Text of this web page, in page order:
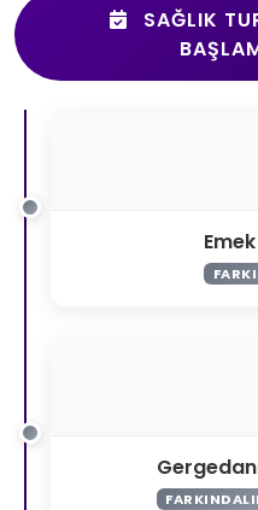
SAĞLIK